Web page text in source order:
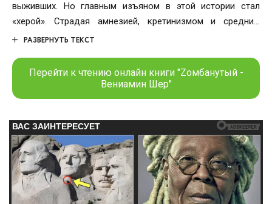
выживших. Но главным изъяном в этой истории стал
«херой». Страдая амнезией, кретинизмом и средним
уровнем имбецильности, он попал совершенно не в то
чтобы спасать мир, как нормальный попаданец, главный
участник истории идёт окольными путями по трупам
зомби и заливая в себя местный алкоголь, поёт песни и
(Автору аннотации было совершенно не смешно.)
Примечание: Иллюстрированный роман. ОБЯЗАТЕЛЬНО
читать «Примечания автора»!
РАЗВЕРНУТЬ ТЕКСТ
Перейти к чтению онлайн книги "Zомбанутый -
Вениамин Шер"